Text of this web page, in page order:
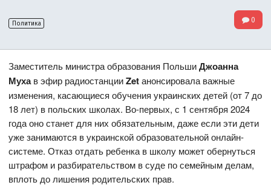
Политика 0
Заместитель министра образования ПольшиДжоанна
Мухав эфир радиостанцииZetанонсировала важные
изменения, касающиеся обучения украинских детей (от 7 до
18 лет) в польских школах. Во-первых, с 1 сентября 2024
года оно станет для них обязательным, даже если эти дети
уже занимаются в украинской образовательной онлайн-
системе. Отказ отдать ребенка в школу может обернуться
штрафом и разбирательством в суде по семейным делам,
вплоть до лишения родительских прав.